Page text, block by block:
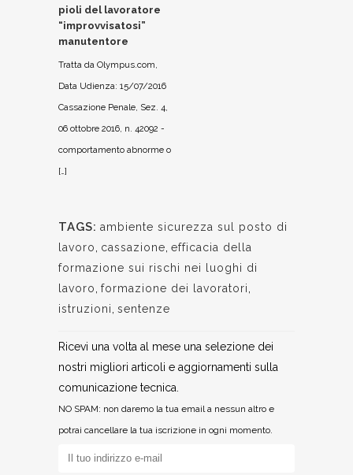
pioli del lavoratore
“improvvisatosi”
manutentore
Tratta da Olympus.com,
Data Udienza: 15/07/2016
Cassazione Penale, Sez. 4,
06 ottobre 2016, n. 42092 -
comportamento abnorme o
[…]
TAGS: ambiente sicurezza sul posto di
lavoro
cassazione efficacia della
formazione sui rischi nei luoghi di
lavoro formazione dei lavoratori
istruzioni sentenze
Ricevi una volta al mese una selezione dei
nostri migliori articoli e aggiornamenti sulla
comunicazione tecnica.
NO SPAM: non daremo la tua email a nessun altro e
potrai cancellare la tua iscrizione in ogni momento.